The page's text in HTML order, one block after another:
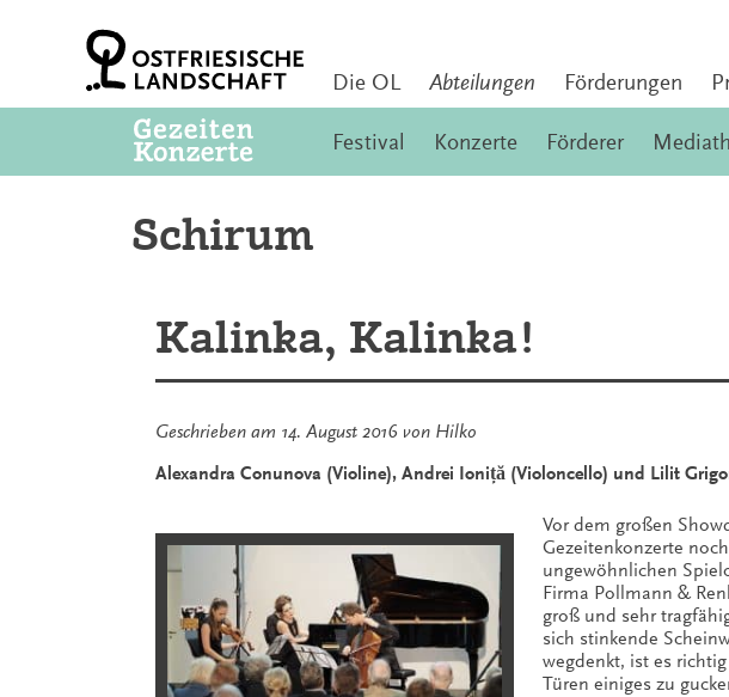
Die OL Abteilungen Förderungen
Festival Konzerte Förderer
Schirum
Kalinka, Kalinka!
Geschrieben am 14. August 2016 von Hilko
Alexandra Conunova (Violine), Andrei Ioniță (Violoncello) und Lilit
Vor dem großen
Gezeitenkonzerte
ungewöhnlichen
Firma Pollmann &
groß und sehr
sich stinkende
wegdenkt, ist es
Türen einiges zu